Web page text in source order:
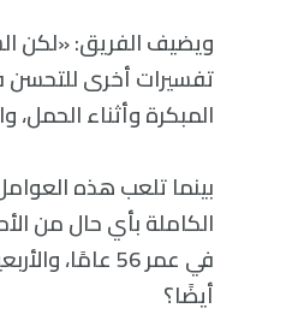
ويضيف الفريق: «لكن
تفسيرات أخرى للتحسن
المبكرة وأثناء
بينما تلعب هذه
أيضًا؟